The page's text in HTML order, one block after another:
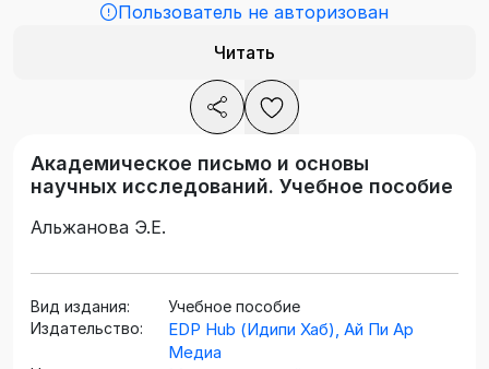
Пользователь не авторизован
Читать
Академическое письмо и основы
научных исследований. Учебное пособие
Альжанова Э.Е.
Вид издания:
Учебное пособие
Издательство:
EDP Hub (Идипи Хаб), Ай Пи Ар
Медиа